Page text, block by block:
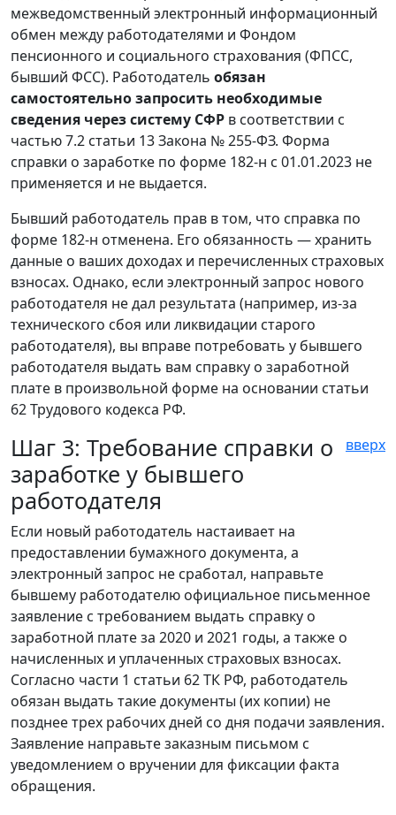
межведомственный электронный информационный
обмен между работодателями и Фондом
пенсионного и социального страхования (ФПСС,
бывший ФСС). Работодатель обязан
самостоятельно запросить необходимые
сведения через систему СФР в соответствии с
частью 7.2 статьи 13 Закона № 255-ФЗ. Форма
справки о заработке по форме 182-н с 01.01.2023 не
применяется и не выдается.
Бывший работодатель прав в том, что справка по
форме 182-н отменена. Его обязанность — хранить
данные о ваших доходах и перечисленных страховых
взносах. Однако, если электронный запрос нового
работодателя не дал результата (например, из-за
технического сбоя или ликвидации старого
работодателя), вы вправе потребовать у бывшего
работодателя выдать вам справку о заработной
плате в произвольной форме на основании статьи
62 Трудового кодекса РФ.
вверх
Шаг 3: Требование справки о
заработке у бывшего
работодателя
Если новый работодатель настаивает на
предоставлении бумажного документа, а
электронный запрос не сработал, направьте
бывшему работодателю официальное письменное
заявление с требованием выдать справку о
заработной плате за 2020 и 2021 годы, а также о
начисленных и уплаченных страховых взносах.
Согласно части 1 статьи 62 ТК РФ, работодатель
обязан выдать такие документы (их копии) не
позднее трех рабочих дней со дня подачи заявления.
Заявление направьте заказным письмом с
уведомлением о вручении для фиксации факта
обращения.